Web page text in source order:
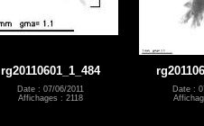
rg20110601_1_484
Date : 07/06/2011
Affichages : 2118
Date :